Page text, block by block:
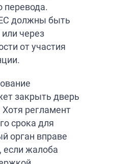
перевода.
должны быть
через
от участия
закрыть дверь
регламент
срока для
орган вправе
если жалоба